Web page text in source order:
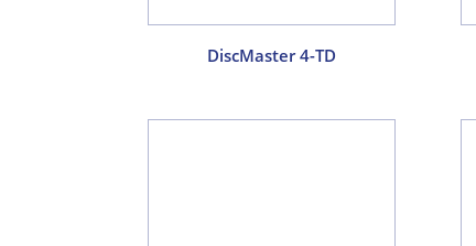
DiscMaster 4-TD